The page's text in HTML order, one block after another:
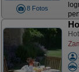
8 Fotos